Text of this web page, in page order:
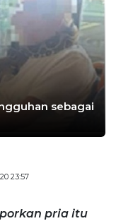
sebagai
23:57
pria itu